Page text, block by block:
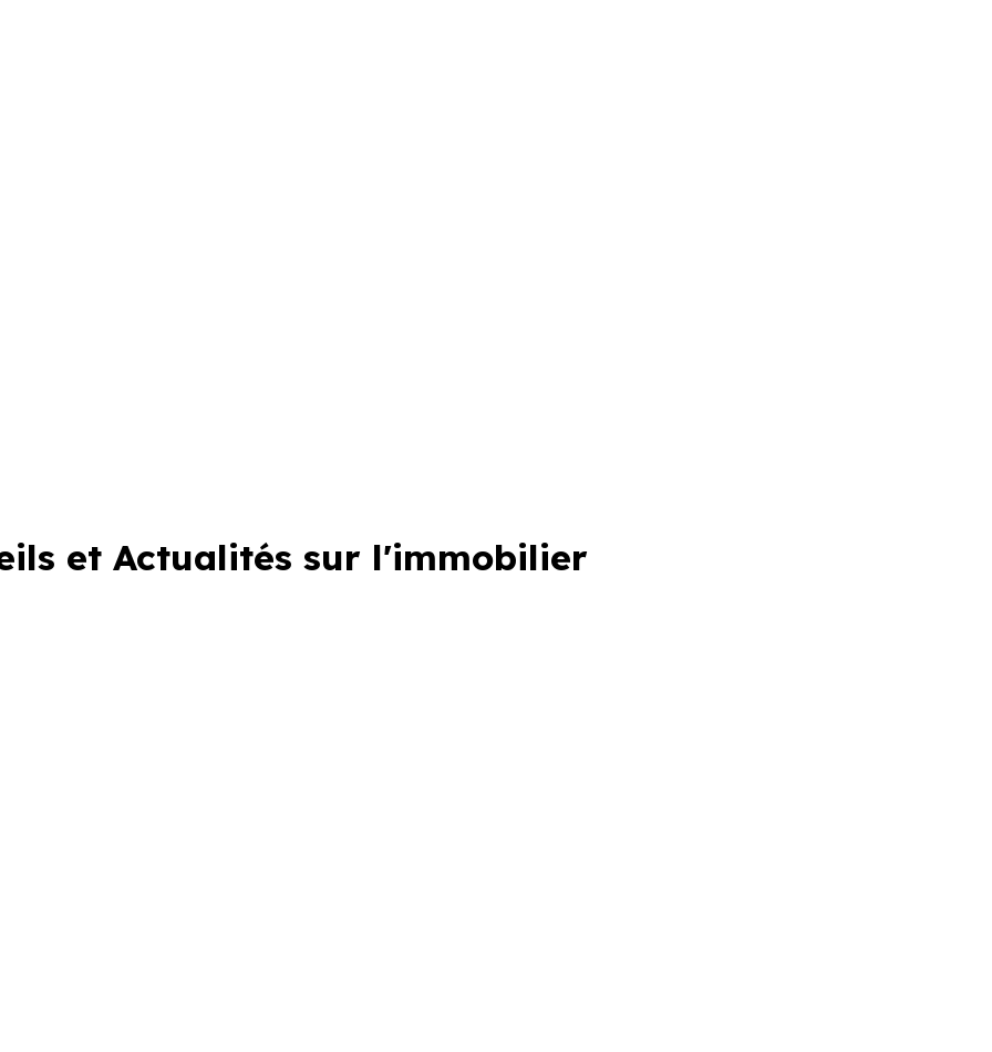
et Actualités sur l'immobilier